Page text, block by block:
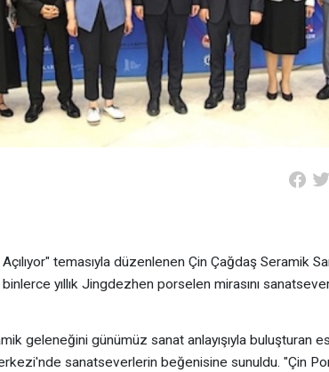
temasıyla düzenlenen Çin Çağdaş Seramik
binlerce yıllık Jingdezhen porselen mirasını
geleneğini günümüz sanat anlayışıyla buluşturan
sanatseverlerin beğenisine sunuldu. "Çin